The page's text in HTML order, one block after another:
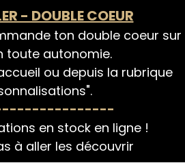
- DOUBLE COEUR
ton double coeur sur
toute autonomie.
ou depuis la rubrique
en stock en ligne !
à aller les découvrir